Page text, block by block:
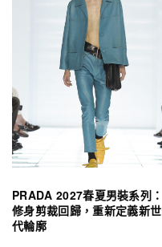
PRADA 2027春夏男裝系列：
修身剪裁回歸，重新定義新世
代輪廓